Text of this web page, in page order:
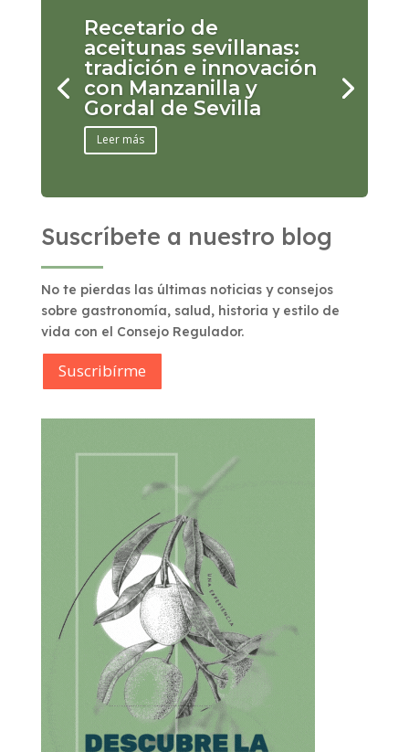
Recetario de
aceitunas sevillanas:
tradición e innovación
con Manzanilla y
Gordal de Sevilla
Leer más
Suscríbete a nuestro blog
No te pierdas las últimas noticias y consejos
sobre gastronomía, salud, historia y estilo de
vida con el Consejo Regulador.
Suscribírme